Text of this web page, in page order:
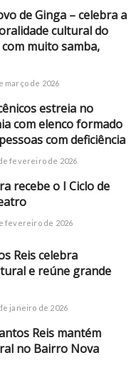
de Ginga – celebra a
cultural do
muito samba,
março de 2026
estreia no
com elenco formado
com deficiência
fevereiro de 2026
recebe o I Ciclo de
fevereiro de 2026
Reis celebra
e reúne grande
janeiro de 2026
Reis mantém
no Bairro Nova